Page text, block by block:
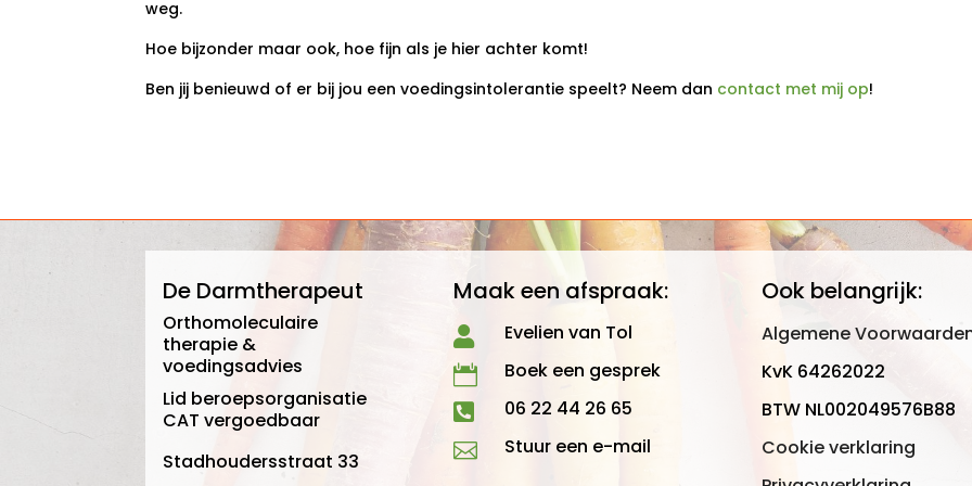
weg.
Hoe bijzonder maar ook, hoe fijn als je hier achter komt!
Ben jij benieuwd of er bij jou een voedingsintolerantie speelt? Neem dan contact met mij op!
De Darmtherapeut
Orthomoleculaire
therapie &
voedingsadvies
Lid beroepsorganisatie
CAT vergoedbaar
Stadhoudersstraat 33
Maak een afspraak:
 Evelien van Tol
 Boek een gesprek
 06 22 44 26 65
 Stuur een e-mail
Ook belangrijk:
Algemene
KvK 64262022
BTW NL002049576B88
Cookie verklaring